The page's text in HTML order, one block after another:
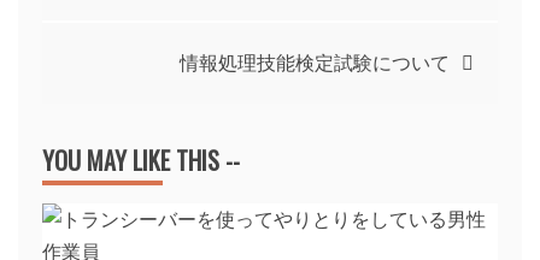
ビ
ゲ
情報処理技能検定試験について
YOU MAY LIKE THIS --